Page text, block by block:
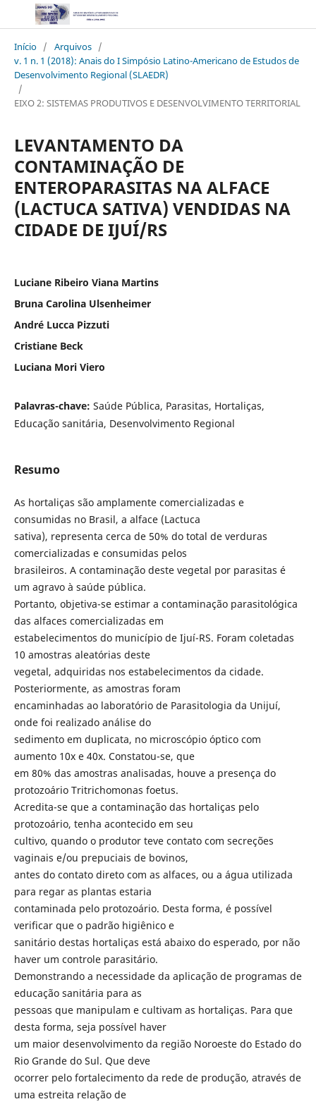
Início / Arquivos /
v. 1 n. 1 (2018): Anais do I Simpósio Latino-Americano de Estudos de
Desenvolvimento Regional (SLAEDR)
/
EIXO 2: SISTEMAS PRODUTIVOS E DESENVOLVIMENTO TERRITORIAL
LEVANTAMENTO DA
CONTAMINAÇÃO DE
ENTEROPARASITAS NA ALFACE
(LACTUCA SATIVA) VENDIDAS NA
CIDADE DE IJUÍ/RS
Luciane Ribeiro Viana Martins
Bruna Carolina Ulsenheimer
André Lucca Pizzuti
Cristiane Beck
Luciana Mori Viero
Palavras-chave: Saúde Pública, Parasitas, Hortaliças,
Educação sanitária, Desenvolvimento Regional
Resumo
As hortaliças são amplamente comercializadas e
consumidas no Brasil, a alface (Lactuca
sativa), representa cerca de 50% do total de verduras
comercializadas e consumidas pelos
brasileiros. A contaminação deste vegetal por parasitas é
um agravo à saúde pública.
Portanto, objetiva-se estimar a contaminação parasitológica
das alfaces comercializadas em
estabelecimentos do município de Ijuí-RS. Foram coletadas
10 amostras aleatórias deste
vegetal, adquiridas nos estabelecimentos da cidade.
Posteriormente, as amostras foram
encaminhadas ao laboratório de Parasitologia da Unijuí,
onde foi realizado análise do
sedimento em duplicata, no microscópio óptico com
aumento 10x e 40x. Constatou-se, que
em 80% das amostras analisadas, houve a presença do
protozoário Tritrichomonas foetus.
Acredita-se que a contaminação das hortaliças pelo
protozoário, tenha acontecido em seu
cultivo, quando o produtor teve contato com secreções
vaginais e/ou prepuciais de bovinos,
antes do contato direto com as alfaces, ou a água utilizada
para regar as plantas estaria
contaminada pelo protozoário. Desta forma, é possível
verificar que o padrão higiênico e
sanitário destas hortaliças está abaixo do esperado, por não
haver um controle parasitário.
Demonstrando a necessidade da aplicação de programas de
educação sanitária para as
pessoas que manipulam e cultivam as hortaliças. Para que
desta forma, seja possível haver
um maior desenvolvimento da região Noroeste do Estado do
Rio Grande do Sul. Que deve
ocorrer pelo fortalecimento da rede de produção, através de
uma estreita relação de